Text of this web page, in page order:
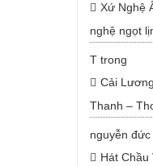
Xứ Nghệ
nghệ ngọt
Ttrong
Cải
Thanh –
nguyễn
Hát